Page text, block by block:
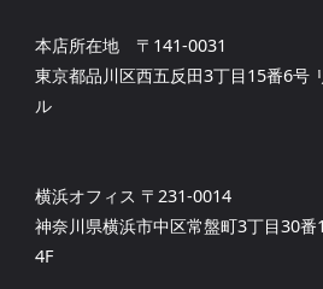
本店所在地 〒141-0031
東京都品川区西五反田3丁目15番6号
ル
横浜オフィス 〒231-0014
神奈川県横浜市中区常盤町3丁目30番
4F